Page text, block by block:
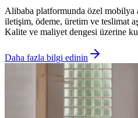
Alibaba platformunda özel mobilya
iletişim, ödeme, üretim ve teslimat
Kalite ve maliyet dengesi üzerine
Daha fazla bilgi edinin